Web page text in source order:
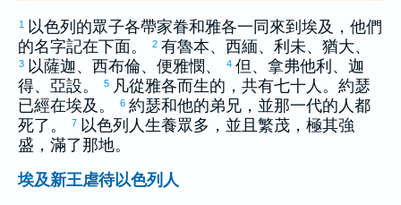
1 以色列 的眾子各帶家眷和雅各一同來到 埃及 ，他們
的名字記在下面。
2 有魯本、 西緬、 利未、 猶大、
3 以薩迦 、 西布倫、 便雅憫 、 4 但 、 拿弗他利 、 迦
得、 亞設。 5 凡從雅各而生的，共有七十人。 約瑟
已經在埃及 。 6 約瑟和他的弟兄，並那一代的人都
死了。
7 以色列 人生養眾多，並且繁茂，極其強
盛，滿了那地。
埃及新王虐待以色列人